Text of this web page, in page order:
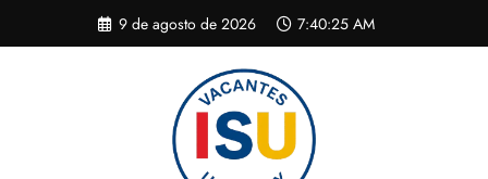
contenido
9 de agosto de 2026 7:40:26 AM